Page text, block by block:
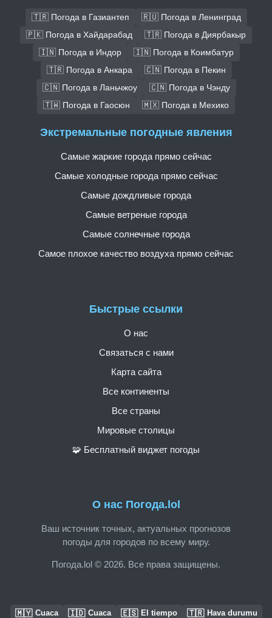
🇹🇷 Погода в Газиантеп
🇷🇺 Погода в Ленинград
🇵🇰 Погода в Хайдарабад
🇹🇷 Погода в Диярбакыр
🇮🇳 Погода в Индор
🇮🇳 Погода в Коимбатур
🇹🇷 Погода в Анкара
🇨🇳 Погода в Пекин
🇨🇳 Погода в Ланьчжоу
🇨🇳 Погода в Чэнду
🇹🇼 Погода в Гаосюн
🇲🇽 Погода в Мехико
О нас Погода.lol
Ваш источник точных, актуальных прогнозов
погоды для городов по всему миру.
Погода.lol © 2026. Все права защищены.
Быстрые ссылки
О нас
Связаться с нами
Карта сайта
Все континенты
Все страны
Мировые столицы
🧩 Бесплатный виджет погоды
Экстремальные погодные явления
Самые жаркие города прямо сейчас
Самые холодные города прямо сейчас
Самые дождливые города
Самые ветреные города
Самые солнечные города
Самое плохое качество воздуха прямо сейчас
🇲🇾 Cuaca 🇮🇩 Cuaca 🇪🇸 El tiempo 🇹🇷 Hava durumu